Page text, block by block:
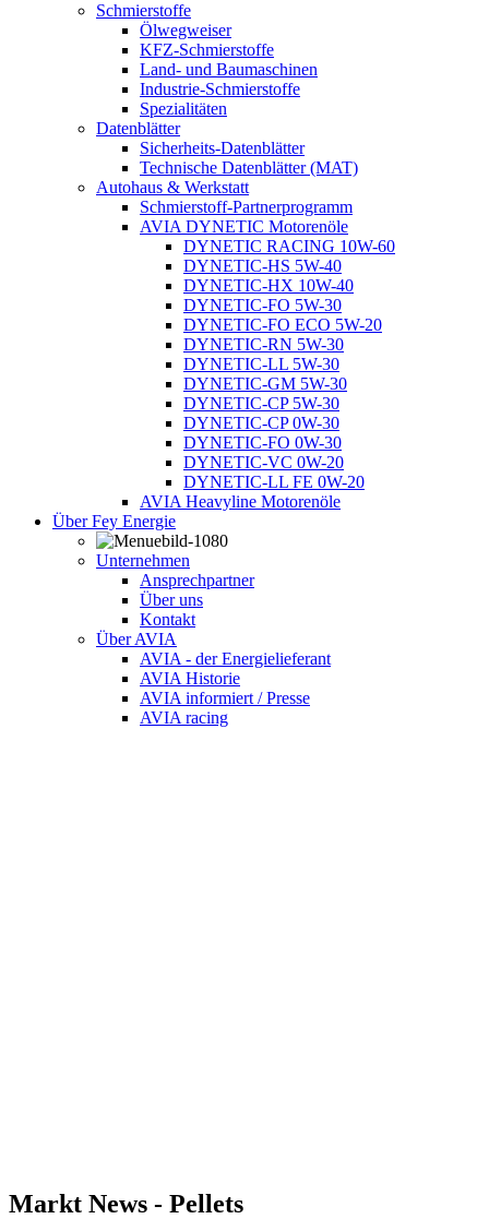
Schmierstoffe
Ölwegweiser
KFZ-Schmierstoffe
Land- und Baumaschinen
Industrie-Schmierstoffe
Spezialitäten
Datenblätter
Sicherheits-Datenblätter
Technische Datenblätter (MAT)
Autohaus & Werkstatt
Schmierstoff-Partnerprogramm
AVIA DYNETIC Motorenöle
DYNETIC RACING 10W-60
DYNETIC-HS 5W-40
DYNETIC-HX 10W-40
DYNETIC-FO 5W-30
DYNETIC-FO ECO 5W-20
DYNETIC-RN 5W-30
DYNETIC-LL 5W-30
DYNETIC-GM 5W-30
DYNETIC-CP 5W-30
DYNETIC-CP 0W-30
DYNETIC-FO 0W-30
DYNETIC-VC 0W-20
DYNETIC-LL FE 0W-20
AVIA Heavyline Motorenöle
Über Fey Energie
Unternehmen
Ansprechpartner
Über uns
Kontakt
Über AVIA
AVIA - der Energielieferant
AVIA Historie
AVIA informiert / Presse
AVIA racing
Markt News - Pellets